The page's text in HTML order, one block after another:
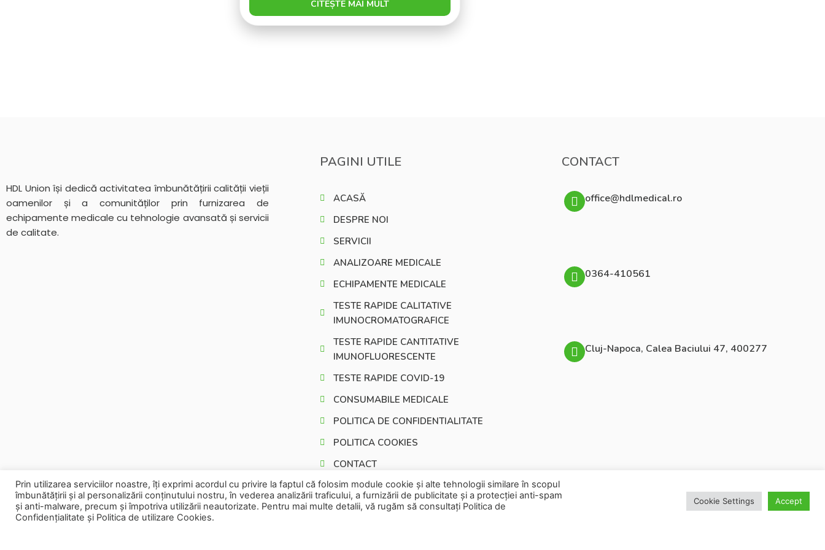
CITEȘTE MAI MULT
HDL Union își dedică activitatea îmbunătățirii calității vieții
oamenilor și a comunităților prin furnizarea de
echipamente medicale cu tehnologie avansată și servicii
de calitate.
PAGINI UTILE
ACASĂ
DESPRE NOI
SERVICII
ANALIZOARE MEDICALE
ECHIPAMENTE MEDICALE
TESTE RAPIDE CALITATIVE
IMUNOCROMATOGRAFICE
TESTE RAPIDE CANTITATIVE
IMUNOFLUORESCENTE
TESTE RAPIDE COVID-19
CONSUMABILE MEDICALE
POLITICA DE CONFIDENTIALITATE
POLITICA COOKIES
CONTACT
CONTACT
office@hdlmedical.ro
0364-410561
Cluj-Napoca, Calea Baciului 47, 400277
DESIGNED & DEVELOPED BYWEDEV IT
Prin utilizarea serviciilor noastre, îți exprimi acordul cu privire la faptul că folosim module cookie și alte tehnologii similare în scopul
îmbunătățirii și al personalizării conținutului nostru, în vederea analizării traficului, a furnizării de publicitate și a protecției anti-spam
și anti-malware, precum și împotriva utilizării neautorizate. Pentru mai multe detalii, vă rugăm să consultați Politica de
Confidențialitate și Politica de utilizare Cookies.
Cookie Settings Accept